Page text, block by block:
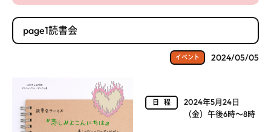
page1読書会
イベント 2024/05/05
日程
2024年5月24日
（金）午後6時～8時